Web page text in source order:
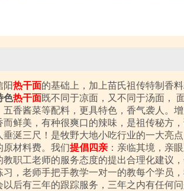
阳热干面的基础上，加上苗氏祖传特制香
色热干面既不同于凉面，又不同于汤面，
香酱菜等配料，更具特色，香气袭人。
鲜美，有种很爽口的辣味，是祖传秘方，
涎三尺！是牧野大地小吃行业的一大亮点
原材料费。我们提倡四亲 ：亲临其境，亲
职工老师的服务态度的提出合理化建议，
，老师手把手教学一对一的教每个学员
后有三年的跟踪服务，三年之内有任何